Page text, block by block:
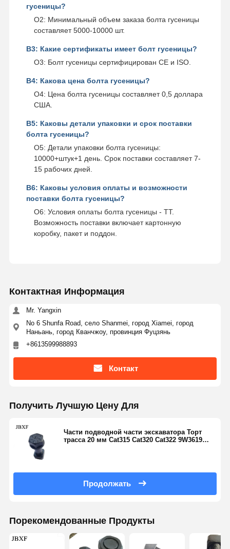
гусеницы?
О2: Минимальный объем заказа болта гусеницы
составляет 5000-10000 шт.
В3: Какие сертификаты имеет болт гусеницы?
О3: Болт гусеницы сертифицирован CE и ISO.
В4: Какова цена болта гусеницы?
О4: Цена болта гусеницы составляет 0,5 доллара
США.
В5: Каковы детали упаковки и срок поставки
болта гусеницы?
О5: Детали упаковки болта гусеницы:
10000+штук+1 день. Срок поставки составляет 7-
15 рабочих дней.
В6: Каковы условия оплаты и возможности
поставки болта гусеницы?
О6: Условия оплаты болта гусеницы - TT.
Возможность поставки включает картонную
коробку, пакет и поддон.
Контактная Информация
Mr. Yangxin
No 6 Shunfa Road, село Shanmei, город Xiamei, город
Наньань, город Кванчжоу, провинция Фуцзянь
+8613599988893
Контакт
Получить Лучшую Цену Для
Части подводной части экскаватора Торт
трасса 20 мм Cat315 Cat320 Cat322 9W3619
Продолжать
Порекомендованные Продукты